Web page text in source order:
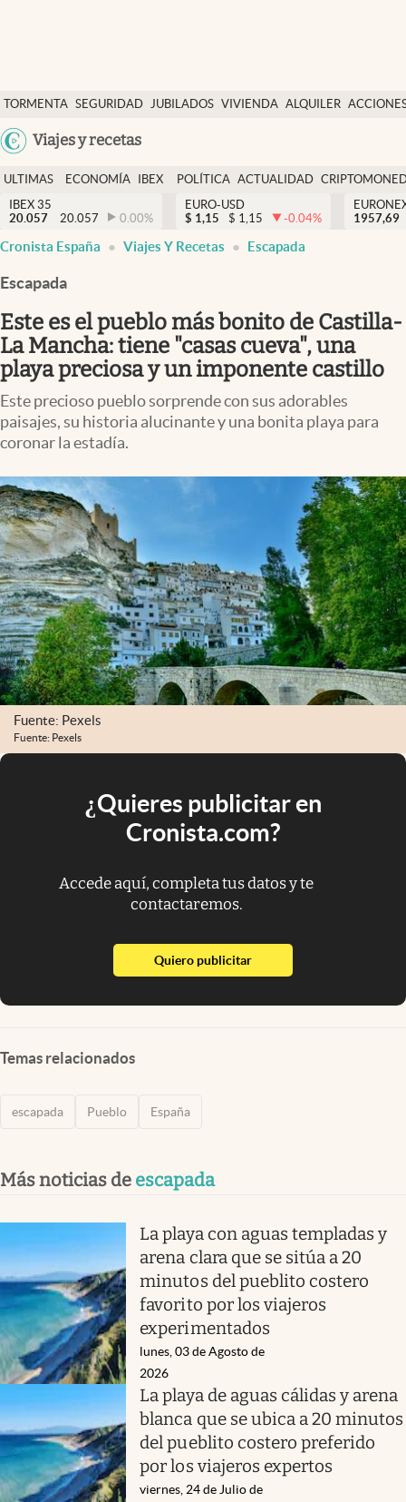
TORMENTA SEGURIDAD JUBILADOS VIVIENDA ALQUILER
USA
Viajes y recetas
Economía y finanzas
Política
Actualidad
Criptomonedas
España
ULTIMAS
NOTICIAS
ECONOMÍA
FINANZAS
IBEX
EURO
POLÍTICA ACTUALIDAD
IBEX 35
20.057
20.057 0.00%
EURO-USD
$ 1,15 $ 1,15 -0.04%
1957,69
Cronista España Viajes Y Recetas Escapada
Escapada
Este es el pueblo más bonito de Castilla-
La Mancha: tiene "casas cueva", una
playa preciosa y un imponente castillo
Este precioso pueblo sorprende con sus adorables
paisajes, su historia alucinante y una bonita playa para
coronar la estadía.
Fuente: Pexels
Fuente: Pexels
¿Quieres publicitar en
Cronista.com?
Accede aquí, completa tus datos y te
contactaremos.
Quiero publicitarabre en nueva pestaña
Temas relacionados
escapada Pueblo España
Más noticias de escapada
La playa con aguas templadas y
arena clara que se sitúa a 20
minutos del pueblito costero
favorito por los viajeros
experimentados
lunes, 03 de Agosto de
2026
La playa de aguas cálidas y arena
blanca que se ubica a 20 minutos
del pueblito costero preferido
por los viajeros expertos
viernes, 24 de Julio de